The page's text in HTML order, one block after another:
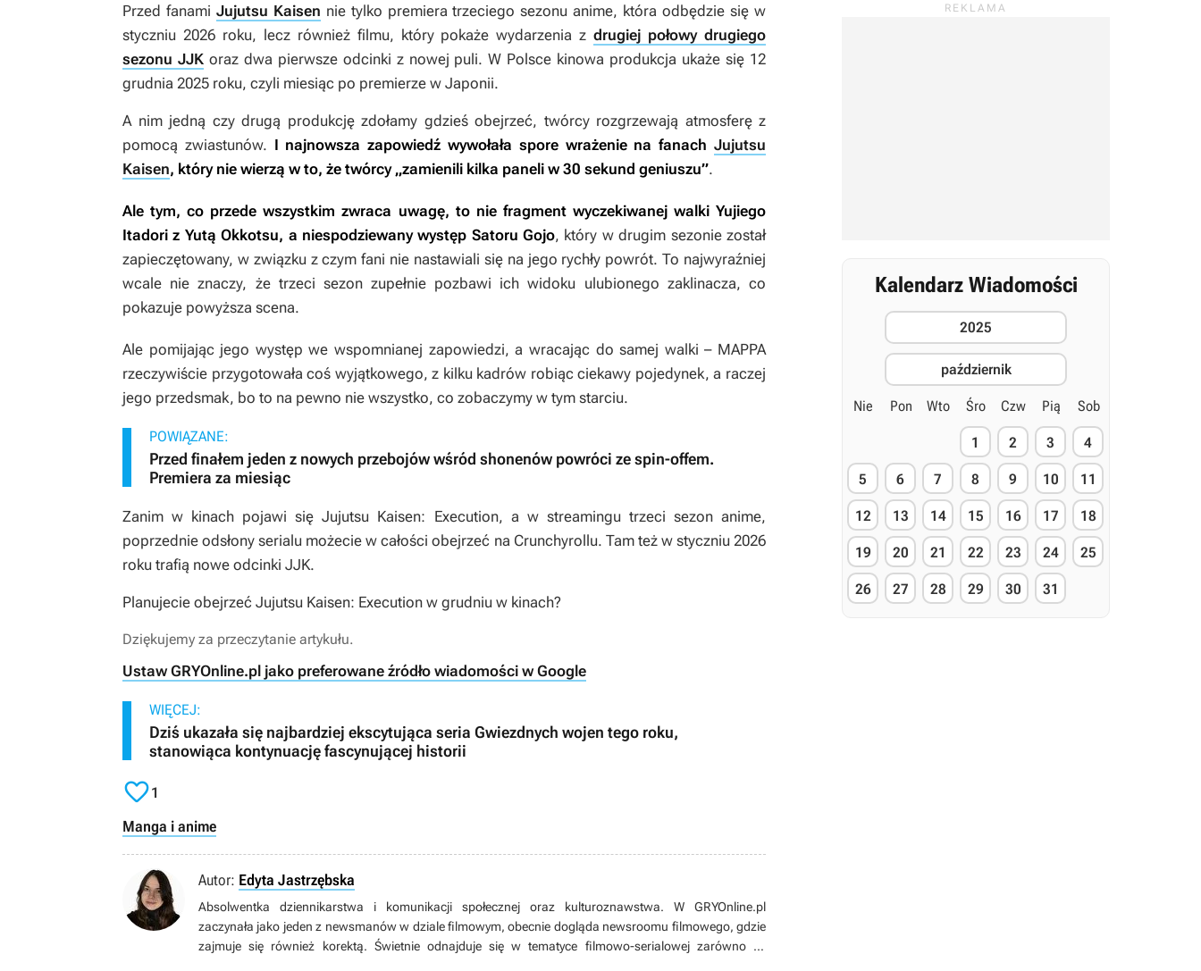
Przed fanami Jujutsu Kaisen nie tylko premiera trzeciego sezonu anime, która odbędzie się w
styczniu 2026 roku, lecz również filmu, który pokaże wydarzenia zdrugiej połowy drugiego
sezonu JJKoraz dwa pierwsze odcinki z nowej puli. W Polsce kinowa produkcja ukaże się 12
grudnia 2025 roku, czyli miesiąc po premierze w Japonii.
A nim jedną czy drugą produkcję zdołamy gdzieś obejrzeć, twórcy rozgrzewają atmosferę z
pomocą zwiastunów. I najnowsza zapowiedź wywołała spore wrażenie na fanachJujutsu
Kaisen, który nie wierzą w to, że twórcy „zamienili kilka paneli w 30 sekund geniuszu”.
Ale tym, co przede wszystkim zwraca uwagę, to nie fragment wyczekiwanej walki Yujiego
Itadori z Yutą Okkotsu, a niespodziewany występ Satoru Gojo, który w drugim sezonie został
zapieczętowany, w związku z czym fani nie nastawiali się na jego rychły powrót. To najwyraźniej
wcale nie znaczy, że trzeci sezon zupełnie pozbawi ich widoku ulubionego zaklinacza, co
pokazuje powyższa scena.
Ale pomijając jego występ we wspomnianej zapowiedzi, a wracając do samej walki – MAPPA
rzeczywiście przygotowała coś wyjątkowego, z kilku kadrów robiąc ciekawy pojedynek, a raczej
jego przedsmak, bo to na pewno nie wszystko, co zobaczymy w tym starciu.
POWIĄZANE:
Przed finałem jeden z nowych przebojów wśród shonenów powróci ze spin-offem.
Premiera za miesiąc
Zanim w kinach pojawi sięJujutsu Kaisen: Execution, a w streamingu trzeci sezon anime,
poprzednie odsłony serialu możecie w całości obejrzeć na Crunchyrollu. Tam też w styczniu 2026
roku trafią nowe odcinki JJK.
Planujecie obejrzeć Jujutsu Kaisen: Execution w grudniu w kinach?
Dziękujemy za przeczytanie artykułu.
Ustaw GRYOnline.pl jako preferowane źródło wiadomości w Google
WIĘCEJ:
Dziś ukazała się najbardziej ekscytująca seria Gwiezdnych wojen tego roku,
stanowiąca kontynuację fascynującej historii
1
Manga i anime
Autor: Edyta Jastrzębska
Absolwentka dziennikarstwa i komunikacji społecznej oraz kulturoznawstwa. W GRYOnline.pl
zaczynała jako jeden z newsmanów w dziale filmowym, obecnie dogląda newsroomu filmowego, gdzie
zajmuje się również korektą. Świetnie odnajduje się w tematyce filmowo-serialowej zarówno tej
Kalendarz Wiadomości
2025
październik
Nie Pon Wto Śro Czw Pią Sob
1 2 3 4
5 6 7 8 9 10 11
12 13 14 15 16 17 18
19 20 21 22 23 24 25
26 27 28 29 30 31